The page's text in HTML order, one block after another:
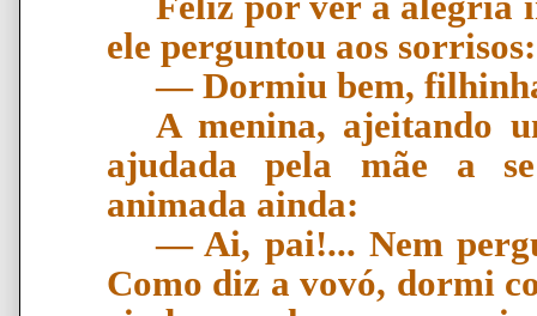
ele perguntou aos sorrisos:
―Dormiu bem,
A menina, ajeitando
ajudada pela mãe a
animada ainda:
―Ai, pai!... Nem
Como diz a vovó, dormi